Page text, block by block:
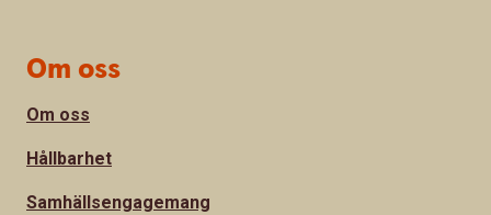
Om oss
Om oss
Hållbarhet
Samhällsengagemang